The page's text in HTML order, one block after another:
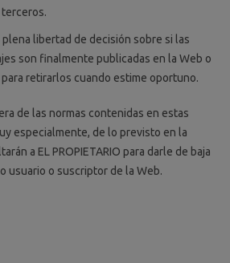
terceros.
plena libertad de decisión sobre si las
son finalmente publicadas en la Web o
retirarlos cuando estime oportuno.
de las normas contenidas en estas
especialmente, de lo previsto en la
a EL PROPIETARIO para darle de baja
usuario o suscriptor de la Web.